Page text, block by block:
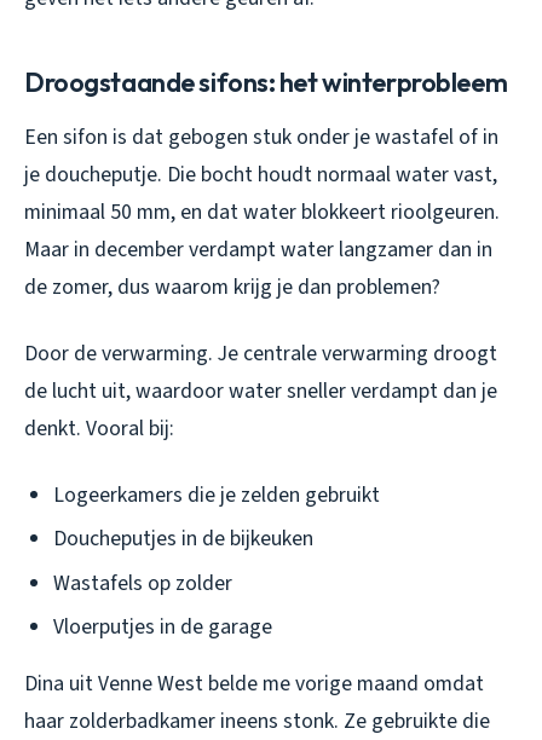
Droogstaande sifons: het winterprobleem
Een sifon is dat gebogen stuk onder je wastafel of in
je doucheputje. Die bocht houdt normaal water vast,
minimaal 50 mm, en dat water blokkeert rioolgeuren.
Maar in december verdampt water langzamer dan in
de zomer, dus waarom krijg je dan problemen?
Door de verwarming. Je centrale verwarming droogt
de lucht uit, waardoor water sneller verdampt dan je
denkt. Vooral bij:
Logeerkamers die je zelden gebruikt
Doucheputjes in de bijkeuken
Wastafels op zolder
Vloerputjes in de garage
Dina uit Venne West belde me vorige maand omdat
haar zolderbadkamer ineens stonk. Ze gebruikte die